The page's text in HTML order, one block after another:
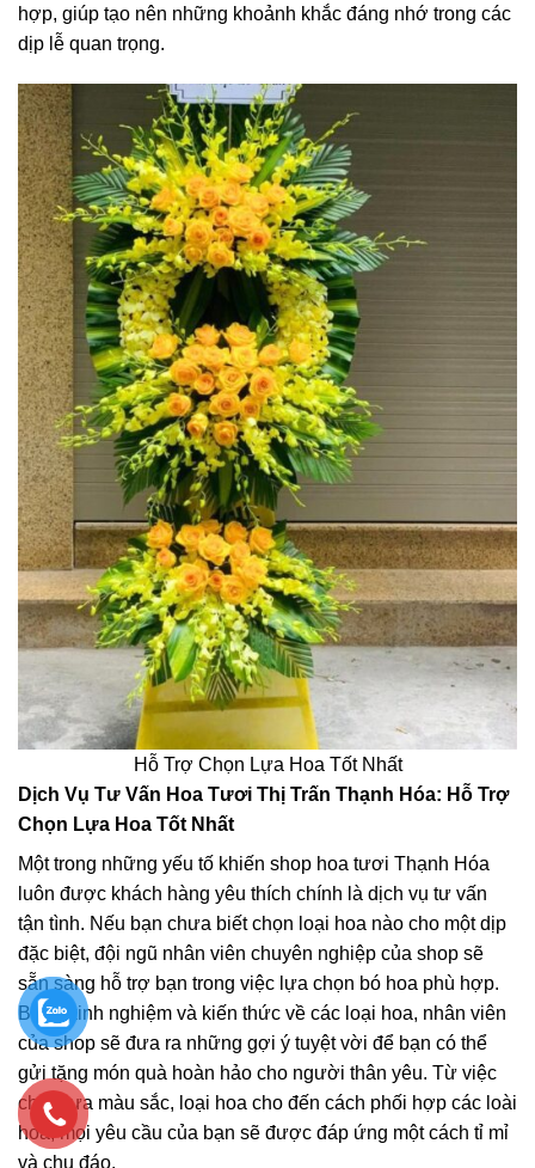
hợp, giúp tạo nên những khoảnh khắc đáng nhớ trong các
dịp lễ quan trọng.
Hỗ Trợ Chọn Lựa Hoa Tốt Nhất
Dịch Vụ Tư Vấn Hoa Tươi Thị Trấn Thạnh Hóa: Hỗ Trợ
Chọn Lựa Hoa Tốt Nhất
Một trong những yếu tố khiến shop hoa tươi Thạnh Hóa
luôn được khách hàng yêu thích chính là dịch vụ tư vấn
tận tình. Nếu bạn chưa biết chọn loại hoa nào cho một dịp
đặc biệt, đội ngũ nhân viên chuyên nghiệp của shop sẽ
sẵn sàng hỗ trợ bạn trong việc lựa chọn bó hoa phù hợp.
Bằng kinh nghiệm và kiến thức về các loại hoa, nhân viên
của shop sẽ đưa ra những gợi ý tuyệt vời để bạn có thể
gửi tặng món quà hoàn hảo cho người thân yêu. Từ việc
chọn lựa màu sắc, loại hoa cho đến cách phối hợp các loài
hoa, mọi yêu cầu của bạn sẽ được đáp ứng một cách tỉ mỉ
và chu đáo.